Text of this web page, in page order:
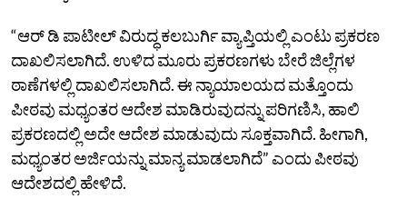
“ಆರ್‌ ಡಿ ಪಾಟೀಲ್‌ ವಿರುದ್ಧ ಕಲಬುರ್ಗಿ ವ್ಯಾಪ್ತಿಯಲ್ಲಿ ಎಂಟು ಪ್ರಕರಣ
ದಾಖಲಿಸಲಾಗಿದೆ. ಉಳಿದ ಮೂರು ಪ್ರಕರಣಗಳು ಬೇರೆ ಜಿಲ್ಲೆಗಳ
ಠಾಣೆಗಳಲ್ಲಿ ದಾಖಲಿಸಲಾಗಿದೆ. ಈ ನ್ಯಾಯಾಲಯದ ಮತ್ತೊಂದು
ಪೀಠವು ಮಧ್ಯಂತರ ಆದೇಶ ಮಾಡಿರುವುದನ್ನು ಪರಿಗಣಿಸಿ, ಹಾಲಿ
ಪ್ರಕರಣದಲ್ಲಿ ಅದೇ ಆದೇಶ ಮಾಡುವುದು ಸೂಕ್ತವಾಗಿದೆ. ಹೀಗಾಗಿ,
ಮಧ್ಯಂತರ ಅರ್ಜಿಯನ್ನು ಮಾನ್ಯ ಮಾಡಲಾಗಿದೆ” ಎಂದು ಪೀಠವು
ಆದೇಶದಲ್ಲಿ ಹೇಳಿದೆ.